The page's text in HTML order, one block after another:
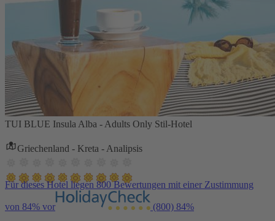
TUI BLUE Insula Alba - Adults Only Stil-Hotel
Griechenland - Kreta - Analipsis
Für dieses Hotel liegen 800 Bewertungen mit einer Zustimmung
von 84% vor (800) 84%